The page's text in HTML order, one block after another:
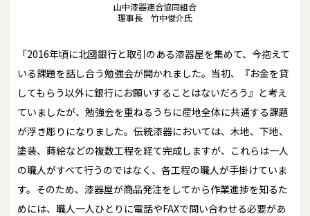
山中漆器連合協同組合
理事長 竹中俊介氏
「2016年頃に北國銀行と取引のある漆器屋を集めて、今抱えて
いる課題を話し合う勉強会が開かれました。当初、『お金を貸
してもらう以外に銀行にお願いすることはないだろう』と考え
ていましたが、勉強会を重ねるうちに産地全体に共通する課題
が浮き彫りになりました。伝統漆器においては、木地、下地、
塗装、蒔絵などの複数工程を経て完成しますが、これらは一人
の職人がすべて行うのではなく、各工程の職人が手掛けていま
す。そのため、漆器屋が商品発注をしてから作業進捗を知るた
めには、職人一人ひとりに電話やFAXで問い合わせる必要があ